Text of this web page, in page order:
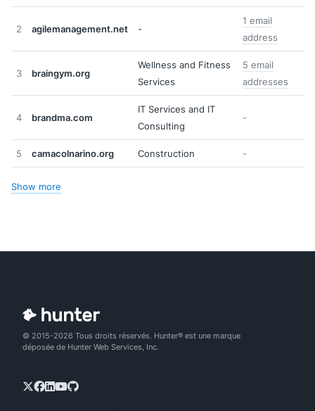
2 agilemanagement.net -
1 email
address
3 braingym.org
Wellness and Fitness
Services
5 email
addresses
4 brandma.com
IT Services and IT
Consulting
-
5 camacolnarino.org Construction -
Show more
© 2015-2026 Tous droits réservés. Hunter® est une marque
déposée de Hunter Web Services, Inc.